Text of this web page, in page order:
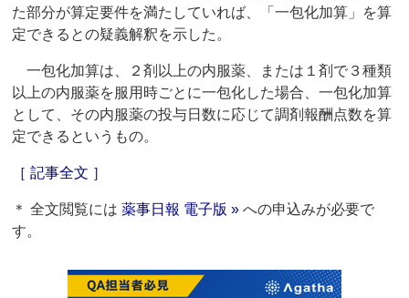
た部分が算定要件を満たしていれば、「一包化加算」を算
定できるとの疑義解釈を示した。
一包化加算は、２剤以上の内服薬、または１剤で３種類
以上の内服薬を服用時ごとに一包化した場合、一包化加算
として、その内服薬の投与日数に応じて調剤報酬点数を算
定できるというもの。
［ 記事全文 ］
＊ 全文閲覧には薬事日報 電子版 » への申込みが必要で
す。